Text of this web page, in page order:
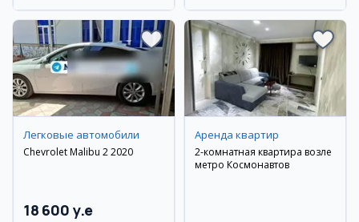
Легковые автомобили
Chevrolet Malibu 2 2020
18 600 y.e
Аренда квартир
2-комнатная квартира возле
метро Космонавтов